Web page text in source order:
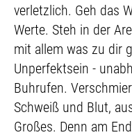
verletzlich. Geh das
Werte. Steh in der
mit allem was zu dir
Unperfektsein -
Buhrufen.
Schweiß und Blut,
Großes. Denn am